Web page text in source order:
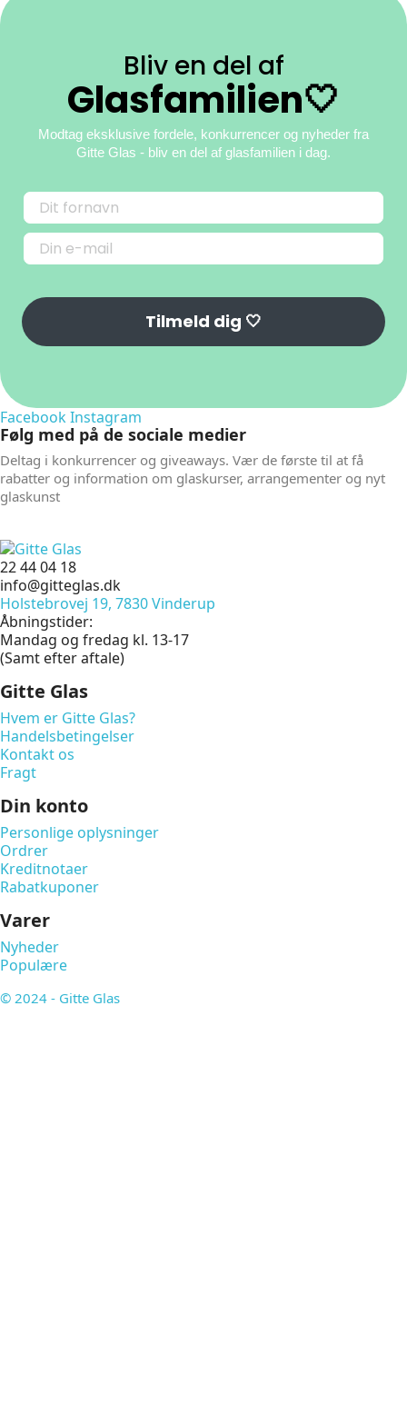
Bliv en del af
Glasfamilien🤍
Modtag eksklusive fordele, konkurrencer og nyheder fra
Gitte Glas - bliv en del af glasfamilien i dag.
Tilmeld dig 🤍
FacebookInstagram
Følg med på de sociale medier
Deltag i konkurrencer og giveaways. Vær de første til at få
rabatter og information om glaskurser, arrangementer og nyt
glaskunst
22 44 04 18
info@gitteglas.dk
Holstebrovej 19, 7830 Vinderup
Åbningstider:
Mandag og fredag kl. 13-17
(Samt efter aftale)
Gitte Glas
Hvem er Gitte Glas?
Handelsbetingelser
Kontakt os
Fragt
Din konto
Personlige oplysninger
Ordrer
Kreditnotaer
Rabatkuponer
Varer
Nyheder
Populære
© 2024 - Gitte Glas